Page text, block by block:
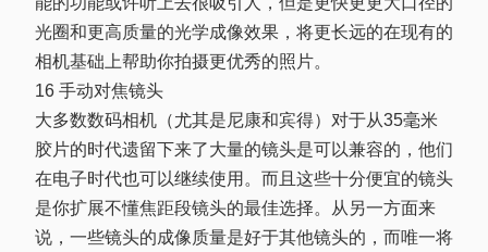
光圈和更高质量的光学成像效果，将更长远的在现有的
相机基础上帮助你拍摄更优秀的照片。
16 手动对焦镜头
大多数数码相机（尤其是尼康和宾得）对于从35毫米
胶片的时代遗留下来了大量的镜头是可以兼容的，他们
在电子时代也可以继续使用。而且这些十分便宜的镜头
是你扩展不懂焦距段镜头的最佳选择。从另一方面来
说，一些镜头的成像质量是好于其他镜头的，而唯一将